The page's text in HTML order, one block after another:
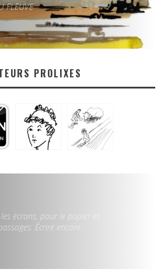
FLEUVE
PROLIXES
écrans, pour le papier et
Écrire encore.